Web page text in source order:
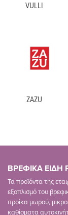
VULLI
ZAZU
ΒΡΕΦΙΚΑ ΕΙΔΗ
Τα προϊόντα της
εξοπλισμό του
προίκα μωρού,
καθίσματα